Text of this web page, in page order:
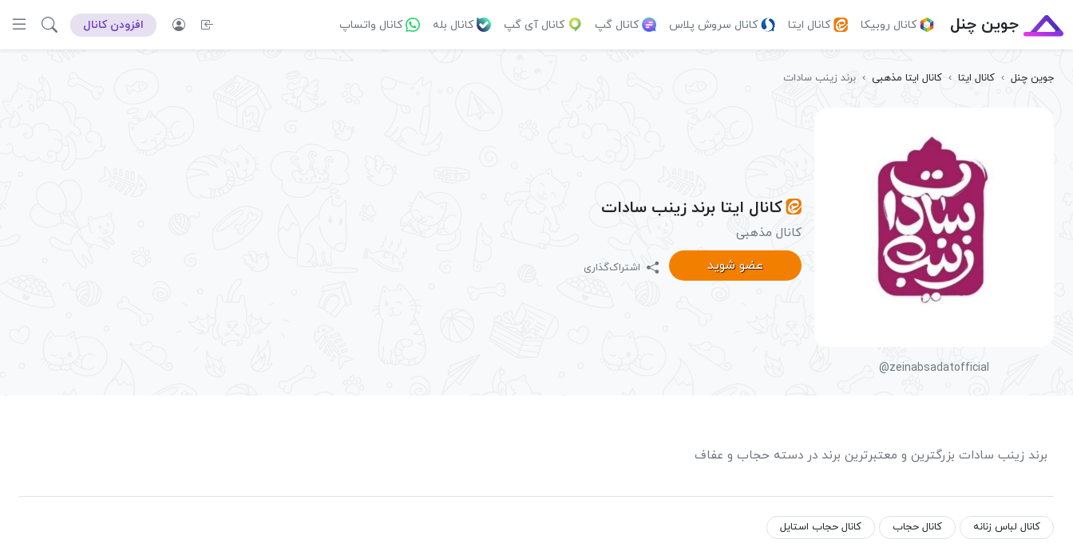
جوین چنل کانال روبیکا کانال ایتا کانال سروش پلاس کانال گپ کانال آی گپ کانال بله کانال واتساپ افزودن کانال
جوین چنل › کانال ایتا › کانال ایتا مذهبی › برند زینب سادات
@zeinabsadatofficial
کانال ایتا برند زینب سادات
کانال مذهبی
عضو شوید
اشتراک‌گذاری
برند زینب سادات بزرگترین و معتبرترین برند در دسته حجاب و عفاف
کانال لباس زنانه کانال حجاب کانال حجاب استایل